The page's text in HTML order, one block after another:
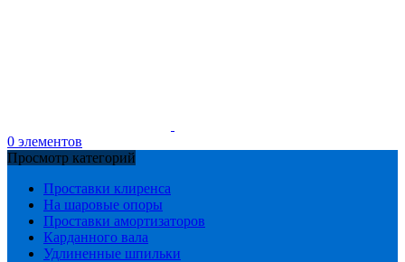
0 элементов
Просмотр категорий
Проставки клиренса
На шаровые опоры
Проставки амортизаторов
Карданного вала
Удлиненные шпильки